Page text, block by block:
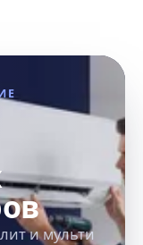
и мульти